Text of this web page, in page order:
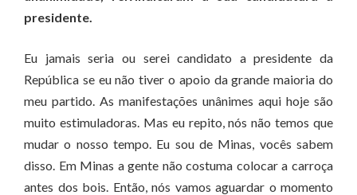
presidente.
Eu jamais seria ou serei candidato a presidente da
República se eu não tiver o apoio da grande maioria do
meu partido. As manifestações unânimes aqui hoje são
muito estimuladoras. Mas eu repito, nós não temos que
mudar o nosso tempo. Eu sou de Minas, vocês sabem
disso. Em Minas a gente não costuma colocar a carroça
antes dos bois. Então, nós vamos aguardar o momento